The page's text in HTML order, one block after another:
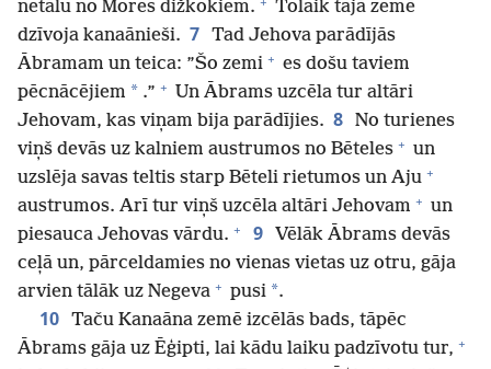
netālu no Mores dižkokiem.
Tolaik tajā zemē
dzīvoja kanaānieši. 7 Tad Jehova parādījās
Ābramam un teica: ”Šo zemi + es došu taviem
pēcnācējiem * .” + Un Ābrams uzcēla tur altāri
Jehovam, kas viņam bija parādījies. 8 No turienes
viņš devās uz kalniem austrumos no Bēteles + un
uzslēja savas teltis starp Bēteli rietumos un Aju +
austrumos. Arī tur viņš uzcēla altāri Jehovam + un
piesauca Jehovas vārdu. + 9
Vēlāk Ābrams devās
ceļā un, pārceldamies no vienas vietas uz otru, gāja
arvien tālāk uz Negeva + pusi *.
10 Taču Kanaāna zemē izcēlās bads, tāpēc
Ābrams gāja uz Ēģipti, lai kādu laiku padzīvotu tur, +